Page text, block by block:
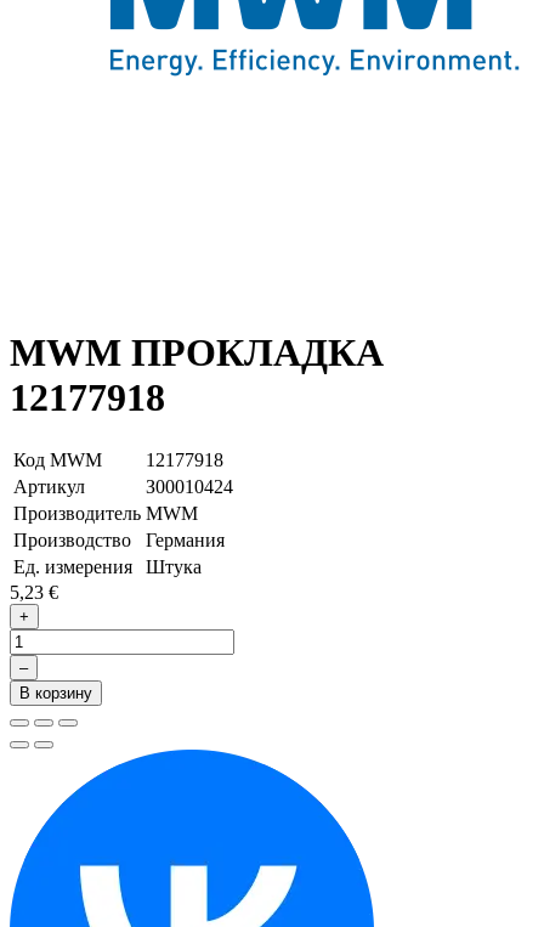
MWM ПРОКЛАДКА
12177918
Код MWM
12177918
Артикул
З00010424
Производитель MWM
Производство
Германия
Ед. измерения
Штука
5,23 €
+
–
В корзину